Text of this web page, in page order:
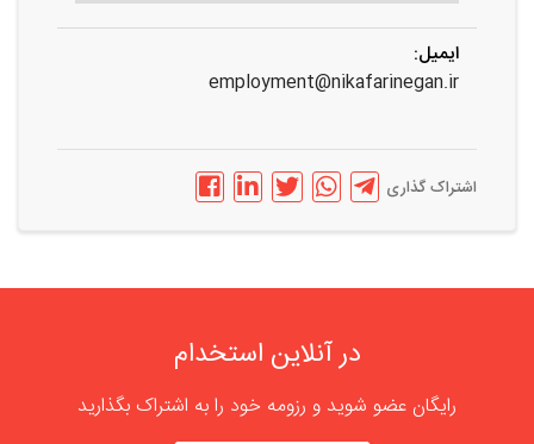
ایمیل:
employment@nikafarinegan.ir
اشتراک گذاری
در آنلاین استخدام
رایگان عضو شوید و رزومه خود را به اشتراک بگذارید